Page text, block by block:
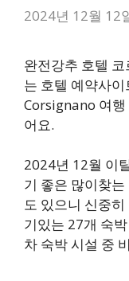
2024년 12월 12
완전강추 호텔
는 호텔 예약사
Corsignano 여행
어요.
2024년 12월 이
기 좋은 많이찾
도 있으니 신중
기있는 27개 숙
차 숙박 시설 중